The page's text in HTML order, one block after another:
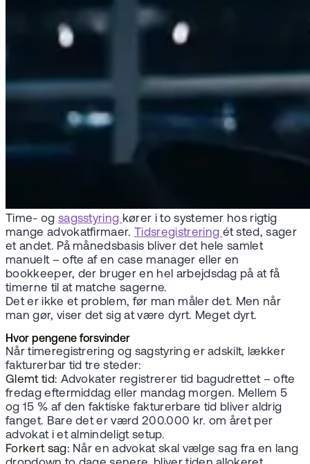
Time- og sagsstyring kører i to systemer hos rigtig
mange advokatfirmaer. Tidsregistrering ét sted, sager
et andet. På månedsbasis bliver det hele samlet
manuelt – ofte af en case manager eller en
bookkeeper, der bruger en hel arbejdsdag på at få
timerne til at matche sagerne.
Det er ikke et problem, før man måler det. Men når
man gør, viser det sig at være dyrt. Meget dyrt.
Hvor pengene forsvinder
Når timeregistrering og sagstyring er adskilt, lækker
fakturerbar tid tre steder:
Glemt tid: Advokater registrerer tid bagudrettet – ofte
fredag eftermiddag eller mandag morgen. Mellem 5
og 15 % af den faktiske fakturerbare tid bliver aldrig
fanget. Bare det er værd 200.000 kr. om året per
advokat i et almindeligt setup.
Forkert sag: Når en advokat skal vælge sag fra en lang